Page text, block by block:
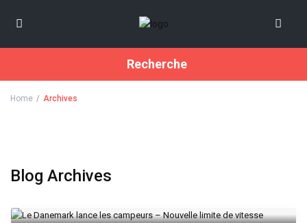
Recherche
Home Archives
Blog Archives